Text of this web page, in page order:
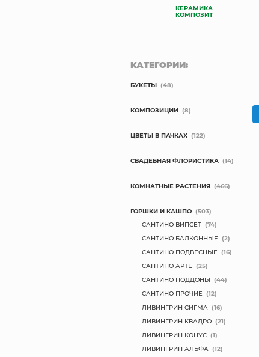
КЕРАМИКА
КОМПОЗИТ
КАТЕГОРИИ:
БУКЕТЫ (48)
КОМПОЗИЦИИ (8)
ЦВЕТЫ В ПАЧКАХ (122)
СВАДЕБНАЯ ФЛОРИСТИКА (14)
КОМНАТНЫЕ РАСТЕНИЯ (466)
ГОРШКИ И КАШПО (503)
САНТИНО ВИПСЕТ (74)
САНТИНО БАЛКОННЫЕ (2)
САНТИНО ПОДВЕСНЫЕ (16)
САНТИНО АРТЕ (25)
САНТИНО ПОДДОНЫ (44)
САНТИНО ПРОЧИЕ (12)
ЛИВИНГРИН СИГМА (16)
ЛИВИНГРИН КВАДРО (21)
ЛИВИНГРИН КОНУС (1)
ЛИВИНГРИН АЛЬФА (12)